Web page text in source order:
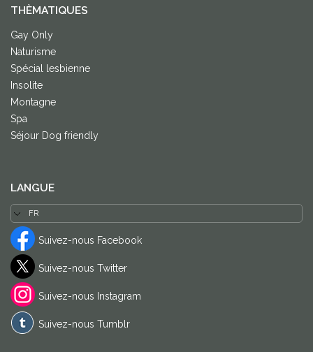
THÈMATIQUES
Gay Only
Naturisme
Spécial lesbienne
Insolite
Montagne
Spa
Séjour Dog friendly
LANGUE
Suivez-nous Facebook
Suivez-nous Twitter
Suivez-nous Instagram
Suivez-nous Tumblr